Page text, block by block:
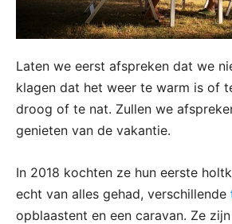
Laten we eerst afspreken dat we
klagen dat het weer te warm is of
droog of te nat. Zullen we
genieten van de vakantie.
In 2018 kochten ze hun eerste
echt van alles gehad, verschillende
opblaastent en een caravan. Ze